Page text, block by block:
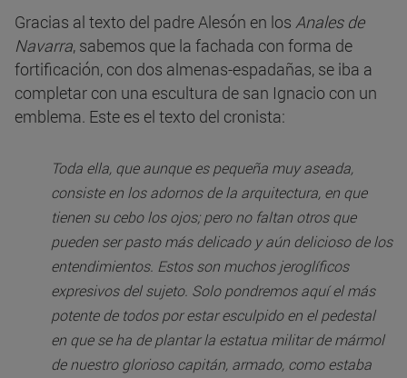
Gracias al texto del padre Alesón en los Anales de
Navarra, sabemos que la fachada con forma de
fortificación, con dos almenas-espadañas, se iba a
completar con una escultura de san Ignacio con un
emblema. Este es el texto del cronista:
Toda ella, que aunque es pequeña muy aseada,
consiste en los adornos de la arquitectura, en que
tienen su cebo los ojos; pero no faltan otros que
pueden ser pasto más delicado y aún delicioso de los
entendimientos. Estos son muchos jeroglíficos
expresivos del sujeto. Solo pondremos aquí el más
potente de todos por estar esculpido en el pedestal
en que se ha de plantar la estatua militar de mármol
de nuestro glorioso capitán, armado, como estaba